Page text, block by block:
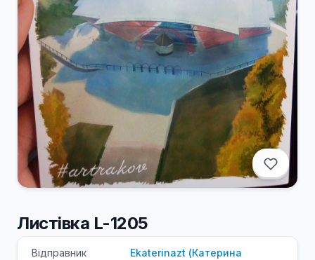
Листівка L-1205
Відправник Ekaterinazt (Катерина